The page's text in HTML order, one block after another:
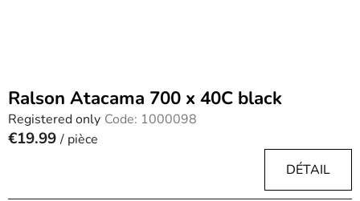
Ralson Atacama 700 x 40C black
Registered only Code: 1000098
€19.99 / pièce
DÉTAIL